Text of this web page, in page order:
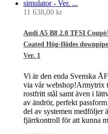
11 638,00 kr
Audi A5 B8 2.0 TFSI
Coated Hög-flödes
Ver. 1
Vi är den enda Svenska
via vår webshop!Armytrix
rostfritt stål samt även i
av ändrör, perfekt
del av systemen medföljer
fjärrkontroll för att kunna